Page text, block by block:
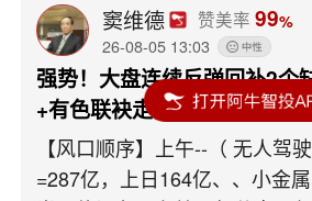
全天2.7万亿 涨跌停家数比:=上
数比:=上午1717：3706 板块均
午-0.20% 重点指数涨：煤炭、
CPO、PCB、存储、有色、芯
工、商业航天、**股、沪指；
1000、酿酒、科创50、全A、
窦维德 赞美率 99%
26-08-05 13:03
强势！大盘连续反弹回补2个
+有色联袂走强
【风口顺序】上午--（ 无人驾
=287亿，上日164亿、、小金属